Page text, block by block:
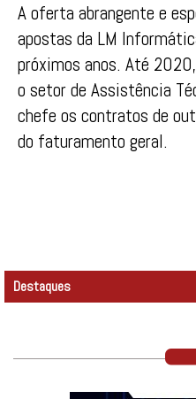
A oferta abrangente e
apostas da LM
próximos anos. Até
o setor de Assistência
chefe os contratos de
do faturamento geral.
Destaques